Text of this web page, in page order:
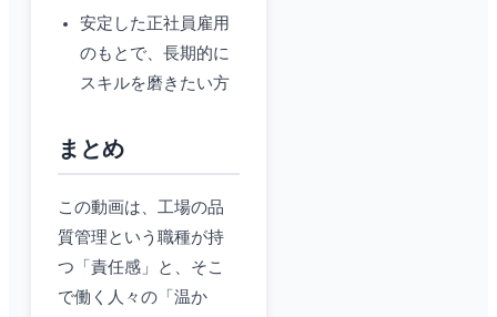
安定した正社員雇用
のもとで、長期的に
スキルを磨きたい方
まとめ
この動画は、工場の品
質管理という職種が持
つ「責任感」と、そこ
で働く人々の「温か